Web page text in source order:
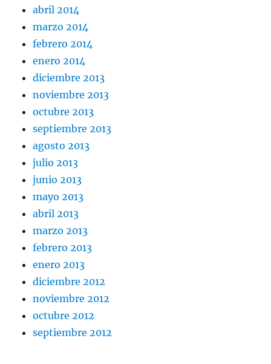
abril 2014
marzo 2014
febrero 2014
enero 2014
diciembre 2013
noviembre 2013
octubre 2013
septiembre 2013
agosto 2013
julio 2013
junio 2013
mayo 2013
abril 2013
marzo 2013
febrero 2013
enero 2013
diciembre 2012
noviembre 2012
octubre 2012
septiembre 2012